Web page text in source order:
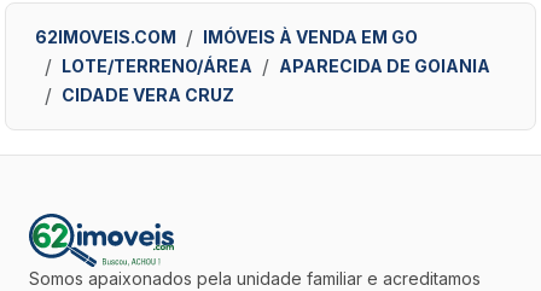
62IMOVEIS.COM
IMÓVEIS À VENDA EM GO
LOTE/TERRENO/ÁREA
APARECIDA DE GOIANIA
CIDADE VERA CRUZ
Somos apaixonados pela unidade familiar e acreditamos